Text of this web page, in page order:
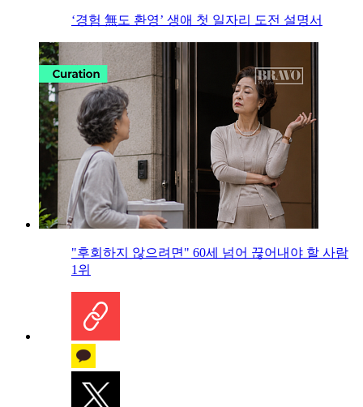
‘경험 無도 환영’ 생애 첫 일자리 도전 설명서
"후회하지 않으려면" 60세 넘어 끊어내야 할 사람
1위